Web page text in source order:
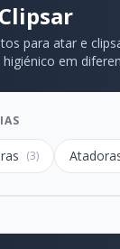
para atar e
em
(3)